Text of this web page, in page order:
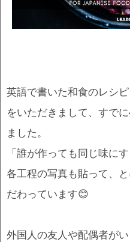
英語で書いた和食のレシ
をいただきまして、すで
ました。
「誰が作っても同じ味に
各工程の写真も貼って、
だわっています😊
外国人の友人や配偶者が